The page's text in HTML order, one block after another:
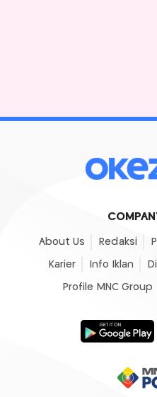
About Us Redaksi
Karier Info Iklan
Profile MNC Group